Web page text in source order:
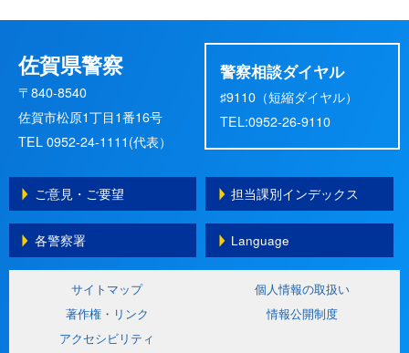
佐賀県警察
〒840-8540
佐賀市松原1丁目1番16号
TEL 0952-24-1111(代表）
警察相談ダイヤル
♯9110（短縮ダイヤル）
TEL:0952-26-9110
ご意見・ご要望 担当課別インデックス
各警察署 Language
サイトマップ
個人情報の取扱い
著作権・リンク
情報公開制度
アクセシビリティ